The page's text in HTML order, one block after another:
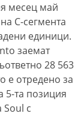
месец май
С-сегмента
единици.
заемат
28 563
е отредено за
5-та позиция
Soul с